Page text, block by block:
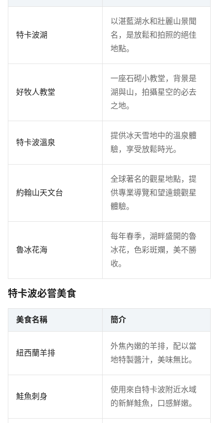
特卡波湖
以湛藍湖水和壯麗山景聞
名，是放鬆和拍照的絕佳
地點。
好牧人教堂
一座石砌小教堂，背景是
湖與山，拍攝星空的必去
之地。
特卡波溫泉
提供冰天雪地中的溫泉體
驗，享受放鬆時光。
約翰山天文台
全球著名的觀星地點，提
供專業導覽和望遠鏡觀星
體驗。
魯冰花海
每年春季，湖畔盛開的魯
冰花，色彩斑斕，美不勝
收。
特卡波必嘗美食
美食名稱 簡介
紐西蘭羊排
外焦內嫩的羊排，配以當
地特製醬汁，美味無比。
鮭魚刺身
使用來自特卡波附近水域
的新鮮鮭魚，口感鮮嫩。